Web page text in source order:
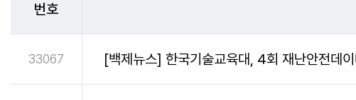
번호
33067 [백제뉴스] 한국기술교육대, 4회 재난안전데이